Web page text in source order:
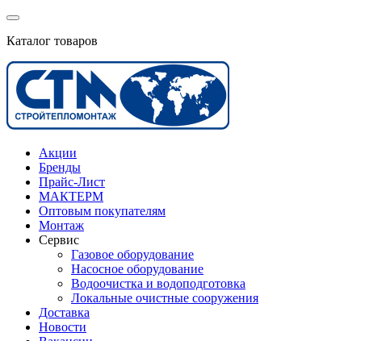
Каталог товаров
Акции
Бренды
Прайс-Лист
МАКТЕРМ
Оптовым покупателям
Монтаж
Сервис
Газовое оборудование
Насосное оборудование
Водоочистка и водоподготовка
Локальные очистные сооружения
Доставка
Новости